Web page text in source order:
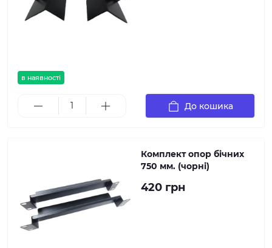
в наявності
До кошика
Комплект опор бічних
750 мм. (чорні)
420 грн